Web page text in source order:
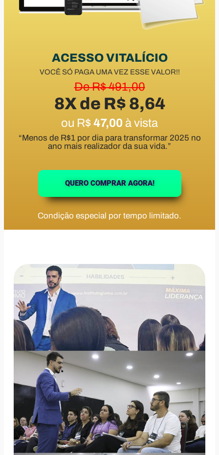
ACESSO VITALÍCIO
VOCÊ SÓ PAGA UMA VEZ ESSE VALOR!!
De R$ 491,00
8X de R$ 8,64
ou R$47,00 à vista
“Menos de R$1 por dia para transformar 2025 no
ano mais realizador da sua vida.”
QUERO COMPRAR AGORA!
Condição especial por tempo limitado.